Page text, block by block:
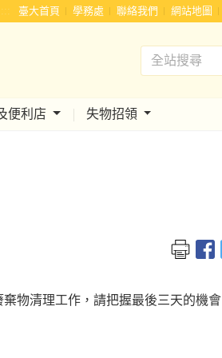
::: 臺大首頁 學務處 聯絡我們 網站地圖
便利店 失物招領
物清理工作，請把握最後三天的機會